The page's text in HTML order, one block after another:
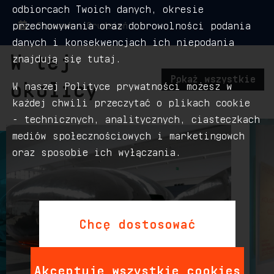
Styczeń - Grudzień
W tej
okolicy
Pokaż wszystkie
odbiorcach Twoich danych, okresie
przechowywania oraz dobrowolności podania
danych i konsekwencjach ich niepodania
znajdują się tutaj.
W naszej Polityce prywatności możesz w
każdej chwili przeczytać o plikach cookie
- technicznych, analitycznych, ciasteczkach
mediów społecznościowych i marketingowch
oraz sposobie ich wyłączania.
Chcę dostosować
Akceptuję wszystkie cookies